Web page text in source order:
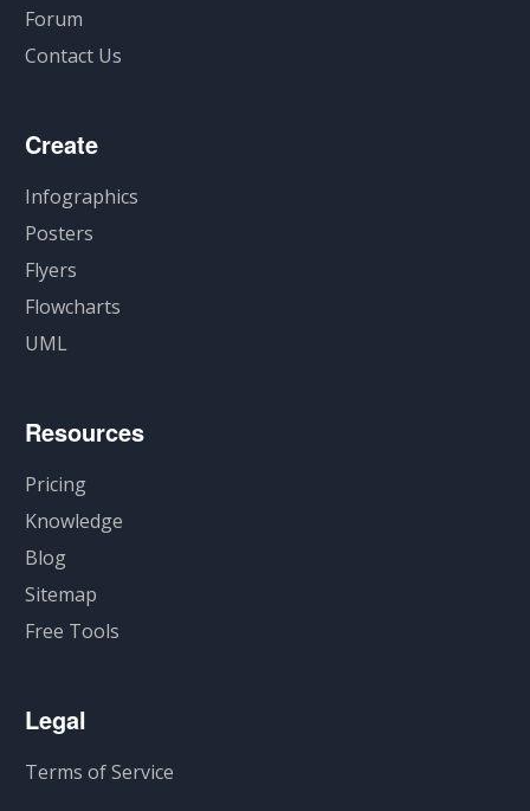
Forum
Contact Us
Create
Infographics
Posters
Flyers
Flowcharts
UML
Resources
Pricing
Knowledge
Blog
Sitemap
Free Tools
Legal
Terms of Service